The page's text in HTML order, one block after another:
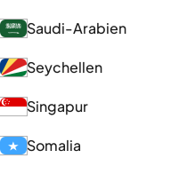
Saudi-Arabien
Seychellen
Singapur
Somalia